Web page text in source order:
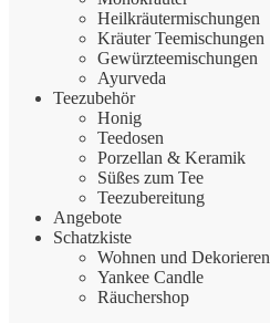
Heilkräutermischungen
Kräuter Teemischungen
Gewürzteemischungen
Ayurveda
Teezubehör
Honig
Teedosen
Porzellan & Keramik
Süßes zum Tee
Teezubereitung
Angebote
Schatzkiste
Wohnen und Dekorieren
Yankee Candle
Räuchershop